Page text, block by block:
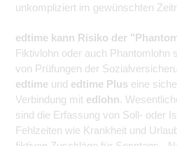
unkompliziert im gewünschten
edtime kann Risiko der
Fiktivlohn oder auch Phantomlohn
von Prüfungen der
edtime und edtime Plus eine
Verbindung mit edlohn.
sind die Erfassung von Soll- oder
Fehlzeiten wie Krankheit und